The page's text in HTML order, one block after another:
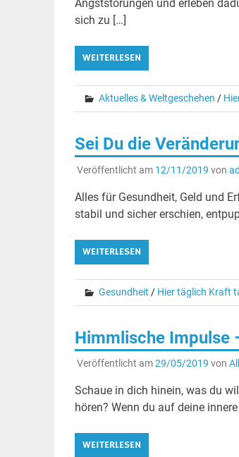
Angststörungen und erleben
sich zu […]
WEITERLESEN
Aktuelles & Weltgeschehen /
Sei Du die
Veröffentlicht am 12/11/2019 von
Alles für Gesundheit, Geld und
stabil und sicher erschien,
WEITERLESEN
Gesundheit / Hier täglich Kraft
Himmlische Impulse
Veröffentlicht am29/05/2019 von
Schaue in dich hinein, was du
hören? Wenn du auf deine
WEITERLESEN